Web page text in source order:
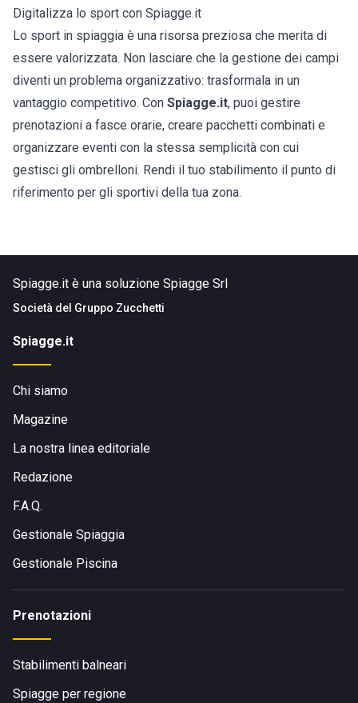
Digitalizza lo sport con Spiagge.it
Lo sport in spiaggia è una risorsa preziosa che merita di
essere valorizzata. Non lasciare che la gestione dei campi
diventi un problema organizzativo: trasformala in un
vantaggio competitivo. Con Spiagge.it, puoi gestire
prenotazioni a fasce orarie, creare pacchetti combinati e
organizzare eventi con la stessa semplicità con cui
gestisci gli ombrelloni. Rendi il tuo stabilimento il punto di
riferimento per gli sportivi della tua zona.
Spiagge.it è una soluzione Spiagge Srl
Società del Gruppo Zucchetti
Spiagge.it
Chi siamo
Magazine
La nostra linea editoriale
Redazione
F.A.Q.
Gestionale Spiaggia
Gestionale Piscina
Prenotazioni
Stabilimenti balneari
Spiagge per regione